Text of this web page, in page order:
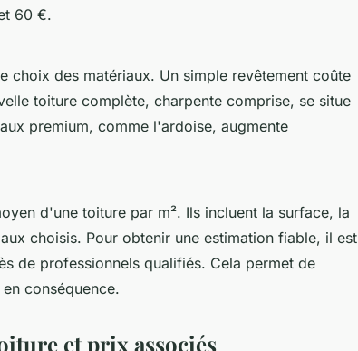
60 €.
choix des matériaux. Un simple revêtement coûte
toiture complète, charpente comprise, se situe
premium, comme l'ardoise, augmente
d'une toiture par m². Ils incluent la surface, la
choisis. Pour obtenir une estimation fiable, il est
de professionnels qualifiés. Cela permet de
conséquence.
et prix associés